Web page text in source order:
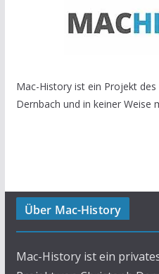
Mac-History ist ein Projekt
Dernbach und in keiner Weise
Über Mac-History
Mac-History ist ein